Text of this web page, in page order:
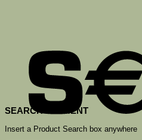
SEARCH ELEMENT
Insert a Product Search box anywhere